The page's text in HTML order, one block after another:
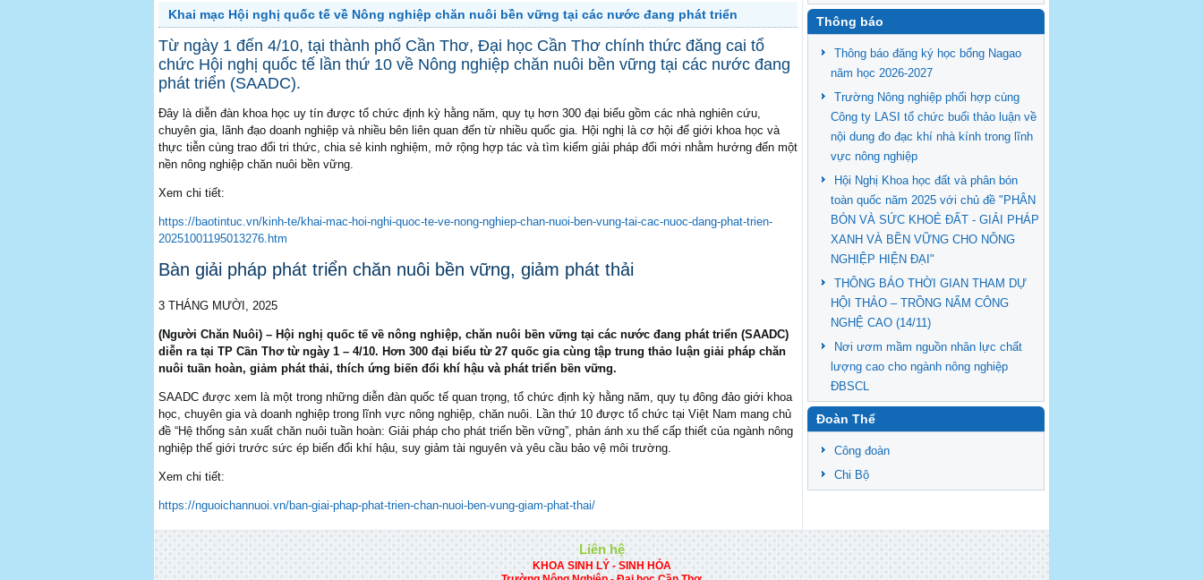
Khai mạc Hội nghị quốc tế về Nông nghiệp chăn nuôi bền vững tại các nước đang phát triển
Từ ngày 1 đến 4/10, tại thành phố Cần Thơ, Đại học Cần Thơ chính thức đăng cai tổ
chức Hội nghị quốc tế lần thứ 10 về Nông nghiệp chăn nuôi bền vững tại các nước đang
phát triển (SAADC).
Đây là diễn đàn khoa học uy tín được tổ chức định kỳ hằng năm, quy tụ hơn 300 đại biểu gồm các nhà nghiên cứu,
chuyên gia, lãnh đạo doanh nghiệp và nhiều bên liên quan đến từ nhiều quốc gia. Hội nghị là cơ hội để giới khoa học và
thực tiễn cùng trao đổi tri thức, chia sẻ kinh nghiệm, mở rộng hợp tác và tìm kiếm giải pháp đổi mới nhằm hướng đến một
nền nông nghiệp chăn nuôi bền vững.
Xem chi tiết:
https://baotintuc.vn/kinh-te/khai-mac-hoi-nghi-quoc-te-ve-nong-nghiep-chan-nuoi-ben-vung-tai-cac-nuoc-dang-phat-trien-
20251001195013276.htm
Bàn giải pháp phát triển chăn nuôi bền vững, giảm phát thải
3 THÁNG MƯỜI, 2025
(Người Chăn Nuôi) – Hội nghị quốc tế về nông nghiệp, chăn nuôi bền vững tại các nước đang phát triển (SAADC)
diễn ra tại TP Cần Thơ từ ngày 1 – 4/10. Hơn 300 đại biểu từ 27 quốc gia cùng tập trung thảo luận giải pháp chăn
nuôi tuần hoàn, giảm phát thải, thích ứng biến đổi khí hậu và phát triển bền vững.
SAADC được xem là một trong những diễn đàn quốc tế quan trọng, tổ chức định kỳ hằng năm, quy tụ đông đảo giới khoa
học, chuyên gia và doanh nghiệp trong lĩnh vực nông nghiệp, chăn nuôi. Lần thứ 10 được tổ chức tại Việt Nam mang chủ
đề “Hệ thống sản xuất chăn nuôi tuần hoàn: Giải pháp cho phát triển bền vững”, phản ánh xu thế cấp thiết của ngành nông
nghiệp thế giới trước sức ép biến đổi khí hậu, suy giảm tài nguyên và yêu cầu bảo vệ môi trường.
Xem chi tiết:
https://nguoichannuoi.vn/ban-giai-phap-phat-trien-chan-nuoi-ben-vung-giam-phat-thai/
Thông báo
Thông báo đăng ký học bổng Nagao
năm học 2026-2027
Trường Nông nghiệp phối hợp cùng
Công ty LASI tổ chức buổi thảo luận về
nội dung đo đạc khí nhà kính trong lĩnh
vực nông nghiệp
Hội Nghị Khoa học đất và phân bón
toàn quốc năm 2025 với chủ đề "PHÂN
BÓN VÀ SỨC KHOẺ ĐẤT - GIẢI PHÁP
XANH VÀ BỀN VỮNG CHO NÔNG
NGHIỆP HIỆN ĐẠI"
THÔNG BÁO THỜI GIAN THAM DỰ
HỘI THẢO – TRỒNG NẤM CÔNG
NGHỆ CAO (14/11)
Nơi ươm mầm nguồn nhân lực chất
lượng cao cho ngành nông nghiệp
ĐBSCL
Đoàn Thể
Công đoàn
Chi Bộ
Liên hệ
KHOA SINH LÝ - SINH HÓA